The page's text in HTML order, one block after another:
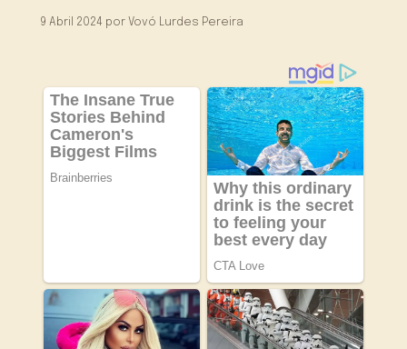
9 Abril 2024 por Vovó Lurdes Pereira